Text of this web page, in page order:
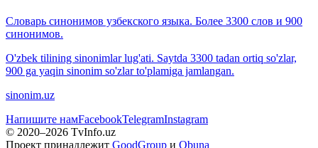
Словарь синонимов узбекского языка. Более 3300 слов и 900
синонимов.
O'zbek tilining sinonimlar lug'ati. Saytda 3300 tadan ortiq so'zlar,
900 ga yaqin sinonim so'zlar to'plamiga jamlangan.
sinonim.uz
Напишите намFacebookTelegramInstagram
© 2020–2026 TvInfo.uz
Проект принадлежит GoodGroup и Obuna